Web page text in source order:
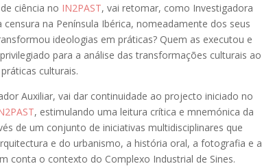
ciência no IN2PAST, vai retomar, como Investigadora
na Península Ibérica, nomeadamente dos seus
ideologias em práticas? Quem as executou e
para a análise das transformações culturais ao
culturais.
Auxiliar, vai dar continuidade ao projecto iniciado no
, estimulando uma leitura crítica e mnemónica da
de um conjunto de iniciativas multidisciplinares que
e do urbanismo, a história oral, a fotografia e a
conta o contexto do Complexo Industrial de Sines.